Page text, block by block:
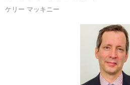
ケリー マッキニー